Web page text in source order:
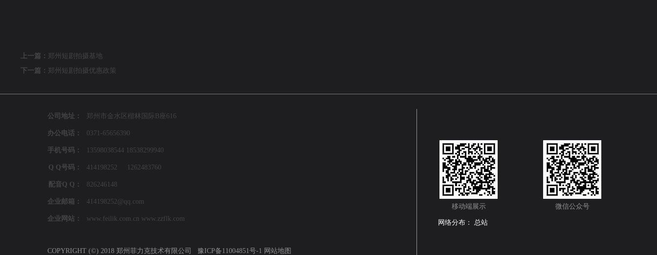
上一篇： 郑州短剧拍摄基地
下一篇： 郑州短剧拍摄优惠政策
公司地址： 郑州市金水区楷林国际B座616
办公电话： 0371-65656390
手机号码： 13598038544 18538299940
Q Q号码： 414198252 1262483760
配音Q Q： 826246148
企业邮箱： 414198252@qq.com
企业网站： www.feilik.com.cn www.zzflk.com
COPYRIGHT (©) 2018 郑州菲力克技术有限公司豫ICP备11004851号-1 网站地图
移动端展示 微信公众号
网络分布： 总站